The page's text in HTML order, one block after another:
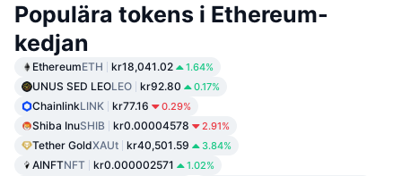
Populära tokens i Ethereum-
kedjan
EthereumETH kr18,041.02 1.64%
UNUS SED LEOLEO kr92.80 0.17%
ChainlinkLINK kr77.16 0.29%
Shiba InuSHIB kr0.00004578 2.91%
Tether GoldXAUt kr40,501.59 3.84%
AINFTNFT kr0.000002571 1.02%